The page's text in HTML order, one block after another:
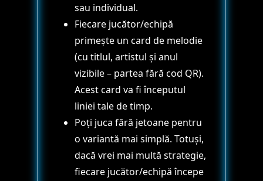
sau individual.
Fiecare jucător/echipă
primește un card de melodie
(cu titlul, artistul și anul
vizibile – partea fără cod QR).
Acest card va fi începutul
liniei tale de timp.
Poți juca fără jetoane pentru
o variantă mai simplă. Totuși,
dacă vrei mai multă strategie,
fiecare jucător/echipă începe